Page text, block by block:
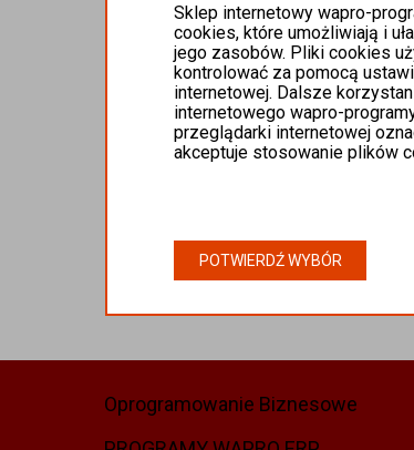
Oprogramowanie Biznesowe
Sklep internetowy wapro-
cookies, które umożliwiają i
jego zasobów. Pliki cookies
kontrolować za pomocą
internetowej. Dalsze
internetowego wapro-
przeglądarki internetowej
akceptuje stosowanie plików
POTWIERDŹ WYBÓR